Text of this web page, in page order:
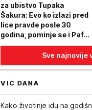
za ubistvo Tupaka
Šakura: Evo ko izlazi pred
lice pravde posle 30
godina, pominje se i Paf
Dedi
Sve najnovije
VIC DANA
Kako životinje idu na